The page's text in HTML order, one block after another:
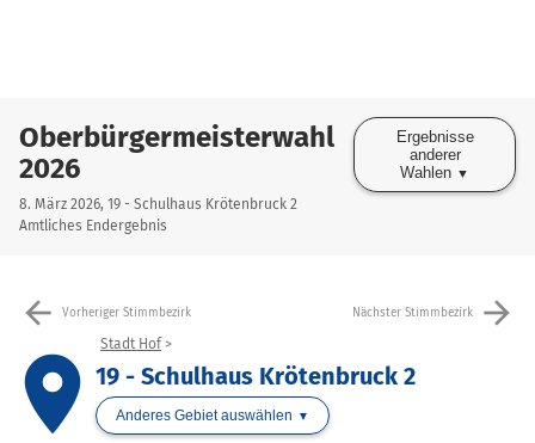
Oberbürgermeisterwahl
2026
8. März 2026, 19 - Schulhaus Krötenbruck 2
Amtliches Endergebnis
Ergebnisse
anderer
Wahlen
arrow_back Vorheriger Stimmbezirk Nächster Stimmbezirk arrow_forward
place
Stadt Hof
19 - Schulhaus Krötenbruck 2
Anderes Gebiet auswählen